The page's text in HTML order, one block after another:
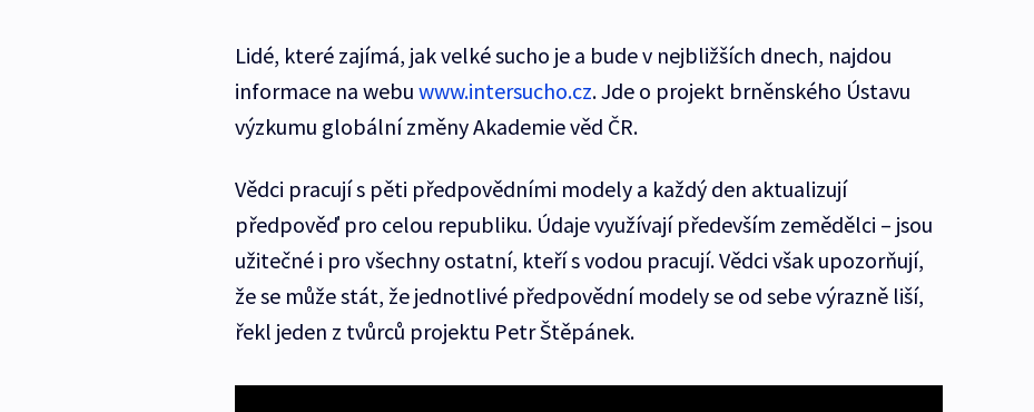
Lidé, které zajímá, jak velké sucho je a bude v nejbližších dnech, najdou
informace na webu www.intersucho.cz. Jde o projekt brněnského Ústavu
výzkumu globální změny Akademie věd ČR.
Vědci pracují s pěti předpovědními modely a každý den aktualizují
předpověď pro celou republiku. Údaje využívají především zemědělci – jsou
užitečné i pro všechny ostatní, kteří s vodou pracují. Vědci však upozorňují,
že se může stát, že jednotlivé předpovědní modely se od sebe výrazně liší,
řekl jeden z tvůrců projektu Petr Štěpánek.